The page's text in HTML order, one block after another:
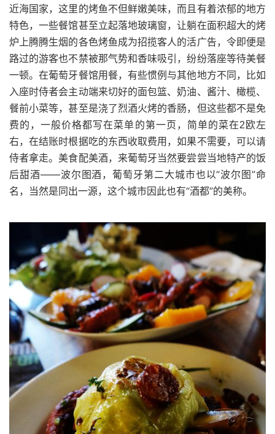
近海国家，这里的烤鱼不但鲜嫩美味，而且有着浓郁的地方
特色，一些餐馆甚至立起落地玻璃窗，让躺在面积超大的烤
炉上腾腾生烟的各色烤鱼成为招揽客人的活广告，令即便是
路过的游客也不禁被那气势和香味吸引，纷纷落座等待美餐
一顿。在葡萄牙餐馆用餐，有些惯例与其他地方不同，比如
入座时侍者会主动端来切好的面包篮、奶油、酱汁、橄榄、
餐前小菜等，甚至是浇了烈酒火烤的香肠，但这些都不是免
费的，一般价格都写在菜单的第一页，简单的菜在2 欧左
右，在结账时根据吃的东西收取费用，如果不需要，可以请
侍者拿走。美食配美酒，来葡萄牙当然要尝尝当地特产的饭
后甜酒——波尔图酒，葡萄牙第二大城市也以“波尔图”命
名，当然是同出一源，这个城市因此也有“酒都”的美称。